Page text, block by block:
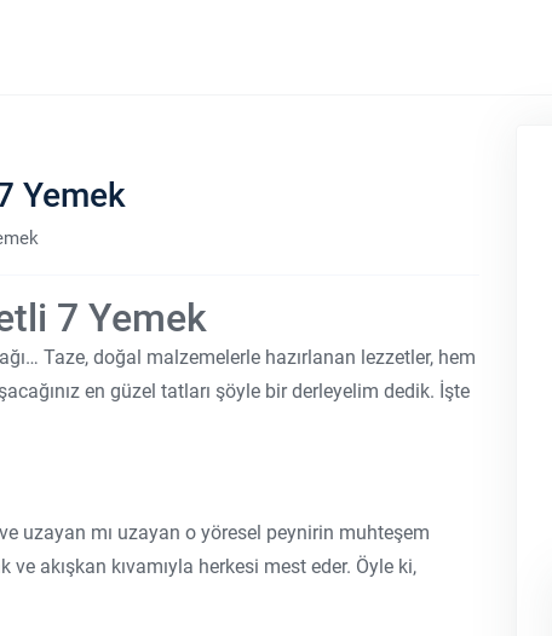
Yemek
7 Yemek
Taze, doğal malzemelerle hazırlanan lezzetler, hem
en güzel tatları şöyle bir derleyelim dedik. İşte
uzayan mı uzayan o yöresel peynirin muhteşem
ve akışkan kıvamıyla herkesi mest eder. Öyle ki,